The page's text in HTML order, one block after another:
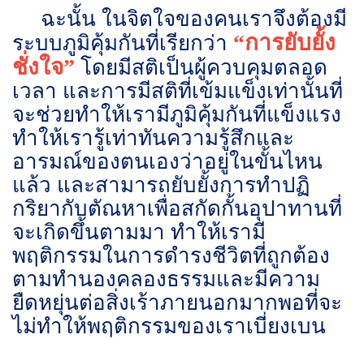
ฉะนั้น ในจิตใจของคนเราจึงต้องมี
ระบบภูมิคุ้มกันที่เรียกว่า “การยับยั้ง
ชั่งใจ” โดยมีสติเป็นผู้ควบคุมตลอด
เวลา และการมีสติที่เข้มแข็งเท่านั้นที่
จะช่วยทำให้เรามีภูมิคุ้มกันที่แข็งแรง
ทำให้เรารู้เท่าทันความรู้สึกและ
อารมณ์ของตนเองว่าอยู่ในขั้นไหน
แล้ว และสามารถยับยั้งการทำปฏิ
กริยากับตัณหาเพื่อสกัดกั้นอุปาทานที่
จะเกิดขึ้นตามมา ทำให้เรามี
พฤติกรรมในการดำรงชีวิตที่ถูกต้อง
ตามทำนองคลองธรรมและมีความ
ยืดหยุ่นต่อสิ่งเร้าภายนอกมากพอที่จะ
ไม่ทำให้พฤติกรรมของเราเบี่ยงเบน